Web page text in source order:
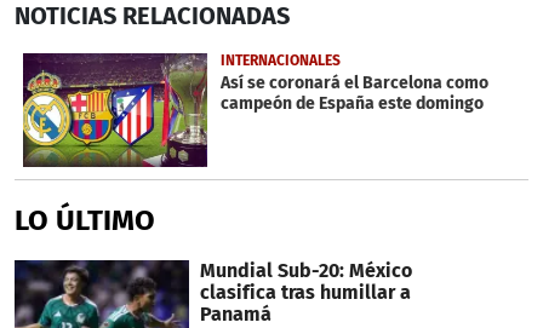
seconds
46
seconds
NOTICIAS RELACIONADAS
INTERNACIONALES
Así se coronará el Barcelona como
campeón de España este domingo
LO ÚLTIMO
Mundial Sub-20: México
clasifica tras humillar a
Panamá